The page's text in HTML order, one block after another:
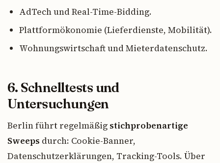
AdTech und Real-Time-Bidding.
Plattformökonomie (Lieferdienste, Mobilität).
Wohnungswirtschaft und Mieterdatenschutz.
6. Schnelltests und
Untersuchungen
Berlin führt regelmäßig stichprobenartige
Sweeps durch: Cookie-Banner,
Datenschutzerklärungen, Tracking-Tools. Über